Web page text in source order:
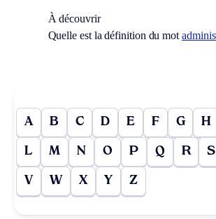
À découvrir
Quelle est la définition du mot
A B C D E F G H
L M N O P Q R S
V W X Y Z